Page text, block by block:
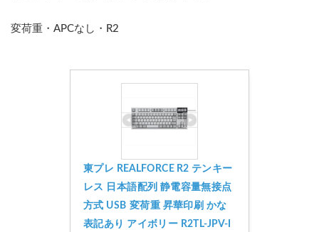
変荷重・APCなし・R2
東プレ REALFORCE R2 テンキー
レス 日本語配列 静電容量無接点
方式 USB 変荷重 昇華印刷 かな
表記あり アイボリー R2TL-JPV-I